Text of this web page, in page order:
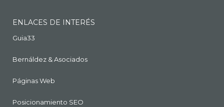
ENLACES DE INTERÉS
Guia33
Bernáldez & Asociados
Páginas Web
Posicionamiento SEO